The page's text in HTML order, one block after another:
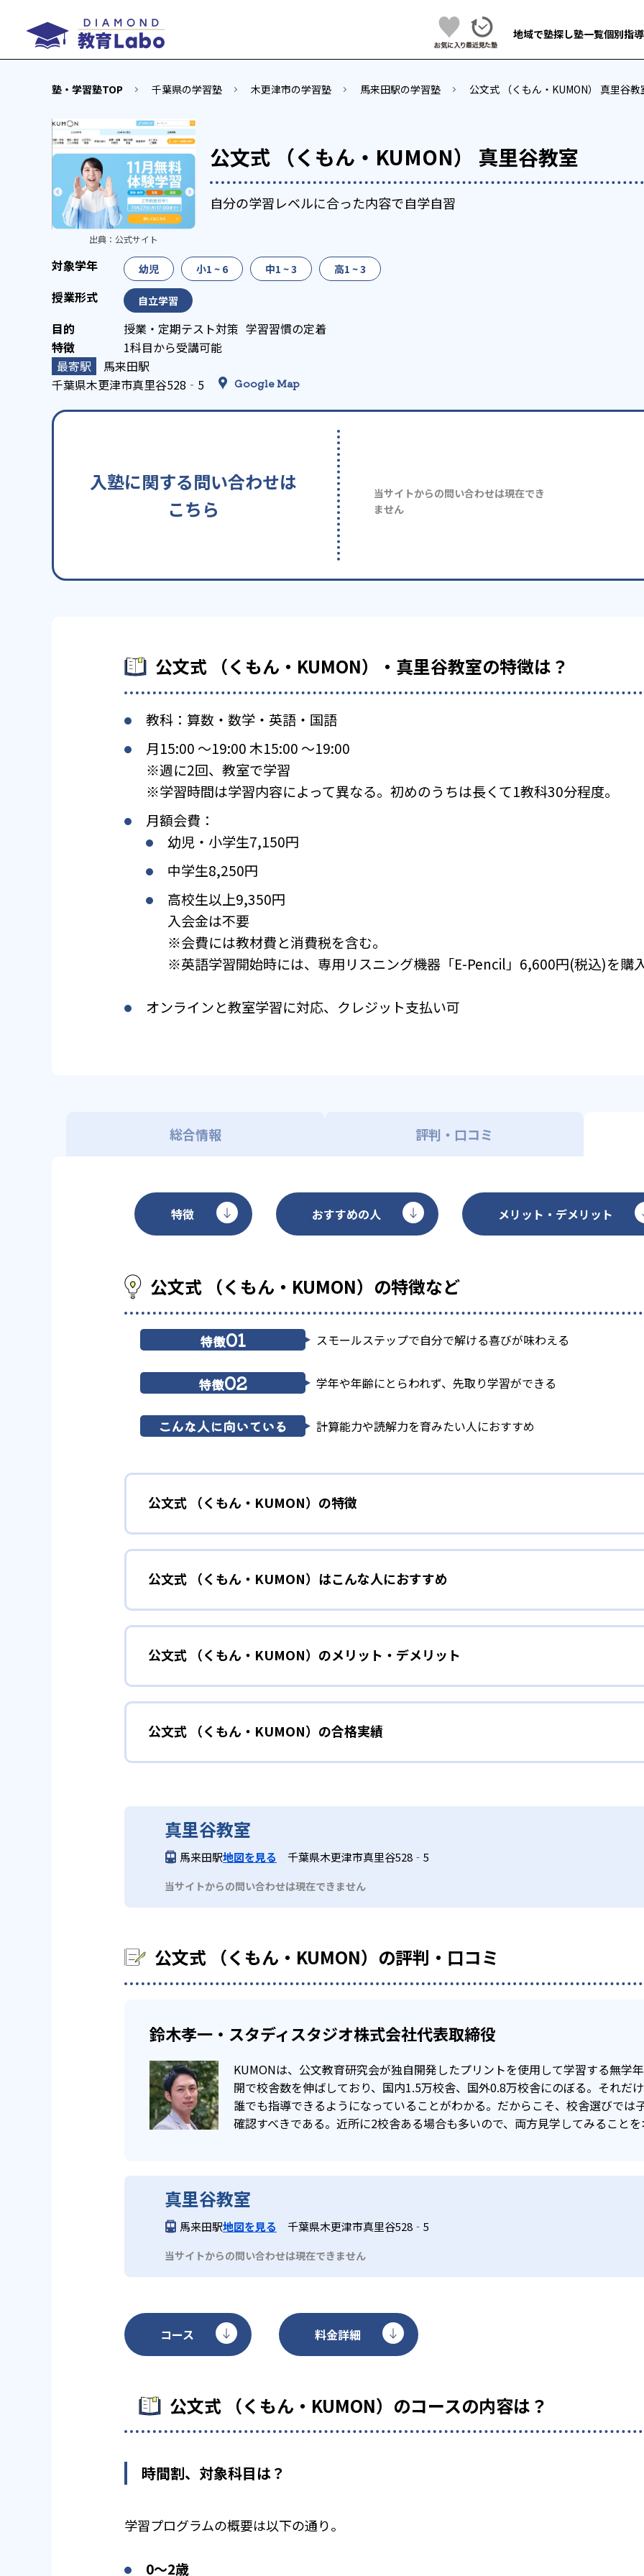
地域で塾探し塾一覧個別指
塾・学習塾TOP 千葉県の学習塾 木更津市の学習塾 馬来田駅の学習塾 公文式 （くもん・KUMON） 真里谷教
公文式 （くもん・KUMON） 真里谷教室
自分の学習レベルに合った内容で自学自習
出典： 公式サイト
幼児 小1 ~ 6 中1 ~ 3 高1 ~ 3
自立学習
授業・定期テスト対策 学習習慣の定着
1科目から受講可能
馬来田駅
千葉県木更津市真里谷528‐5
Google Map
入塾に関する問い合わせは
こちら
当サイトからの問い合わせは現在でき
ません
公文式 （くもん・KUMON）・真里谷教室の特徴は？
教科：算数・数学・英語・国語
月15:00 〜19:00 木15:00 〜19:00
※週に2回、教室で学習
※学習時間は学習内容によって異なる。初めのうちは長くて1教科30分程度。
月額会費：
幼児・小学生7,150円
中学生8,250円
高校生以上9,350円
入会金は不要
※会費には教材費と消費税を含む。
※英語学習開始時には、専用リスニング機器「E-Pencil」6,600円(税込)を購
オンラインと教室学習に対応、クレジット支払い可
総合情報 評判・口コミ
特徴 おすすめの人 メリット・デメリット
公文式 （くもん・KUMON）の特徴など
特徴01 スモールステップで自分で解ける喜びが味わえる
特徴02 学年や年齢にとらわれず、先取り学習ができる
こんな人に向いている 計算能力や読解力を育みたい人におすすめ
公文式 （くもん・KUMON）の特徴
01 無学年式の学力別学習
KUMONでは、年齢や学年にとらわれずに、一人ひとりの学力に応じたレベルから学習を始めて
確実に100点が取れるレベルから少しずつ難易度を上げていくことで子どもたちは多くの成功
できる。
02 自学自習スタイル
KUMONの教材は、簡単な問題から高度な問題へと、スモールステップで進んでいけるよう工
時期から高校教材に進む生徒もいる。
03 フレキシブルな受講スタイル
KUMONでは、教室が開いている時間内であれば、何曜日にでも週2回受講できる。そのため、
も通室しやすい。また、教室によっては自宅からのオンライン受講と通室を組み合わせること
公文式 （くもん・KUMON）はこんな人におすすめ
小学校に入る準備をしたい幼児向け
KUMONでは細かいステップに分かれた教材で、わかる楽しさを経験しながら無理なく力を高め
目でも自分で解けた達成感を味わうことで、少しずつ苦手意識を克服できるだろう。
中学生・高校生 部活や習い事と両立したい生徒向け
KUMONでは、一人ひとりの学習状況やスケジュールに合わせて、きめ細やかにカリキュラムを
宿題の量や進め方に関しては、いつでも気軽に相談可能だ。
公文式 （くもん・KUMON）のメリット・デメリット
どんなメリットがある？
KUMONでは自学自習スタイルで勉強するため、集中力や目標に向かって頑張りやり抜く力を
い。
どんなデメリットがある？
KUMONでは、中高生のクラスでも数学・英語・国語の3教科に限られるため、その他の教科に
だろう。
公文式 （くもん・KUMON）の合格実績
KUMONは、公式サイトでは合格実績は公開していない。志望校への実績があるかどうかは、
真里谷教室
馬来田駅地図を見る 千葉県木更津市真里谷528‐5
当サイトからの問い合わせは現在できません
公文式 （くもん・KUMON）の評判・口コミ
鈴木孝一・スタディスタジオ株式会社代表取締役
KUMONは、公文教育研究会が独自開発したプリントを使用して学習する無学
開で校舎数を伸ばしており、国内1.5万校舎、国外0.8万校舎にのぼる。それだ
誰でも指導できるようになっていることがわかる。だからこそ、校舎選びでは
確認すべきである。近所に2校舎ある場合も多いので、両方見学してみること
真里谷教室
馬来田駅地図を見る 千葉県木更津市真里谷528‐5
当サイトからの問い合わせは現在できません
コース 料金詳細
公文式 （くもん・KUMON）のコースの内容は？
時間割、対象科目は？
学習プログラムの概要は以下の通り。
0〜2歳